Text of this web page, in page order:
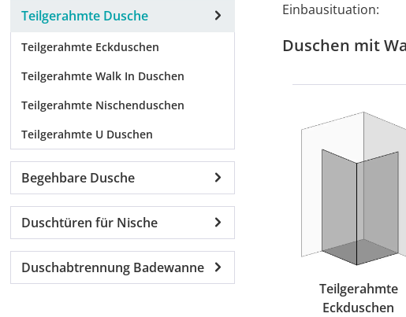
Teilgerahmte Dusche
Teilgerahmte Eckduschen
Teilgerahmte Walk In Duschen
Teilgerahmte Nischenduschen
Teilgerahmte U Duschen
Begehbare Dusche
Duschtüren für Nische
Duschabtrennung Badewanne
Einbausituation:
Duschen mit
Teilgerahmte
Eckduschen